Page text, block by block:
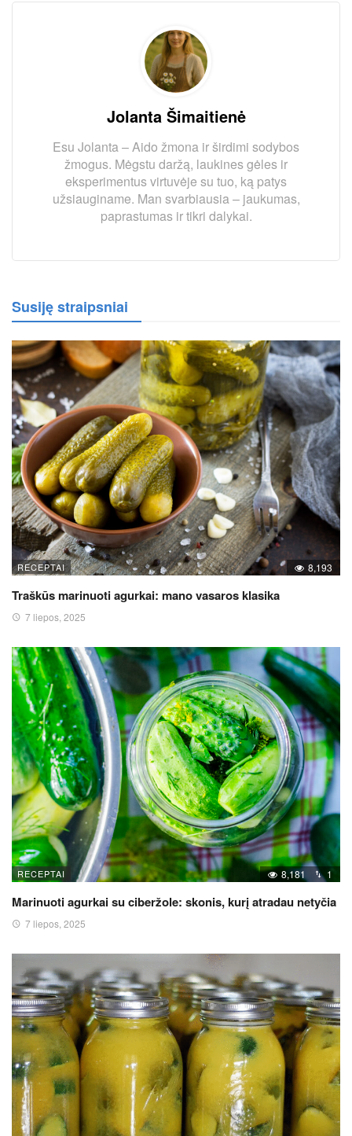
Jolanta Šimaitienė
Esu Jolanta – Aido žmona ir širdimi sodybos
žmogus. Mėgstu daržą, laukines gėles ir
eksperimentus virtuvėje su tuo, ką patys
užsiauginame. Man svarbiausia – jaukumas,
paprastumas ir tikri dalykai.
Susiję straipsniai
RECEPTAI 8,193
Traškūs marinuoti agurkai: mano vasaros klasika
7 liepos, 2025
RECEPTAI 8,181 1
Marinuoti agurkai su ciberžole: skonis, kurį atradau netyčia
7 liepos, 2025